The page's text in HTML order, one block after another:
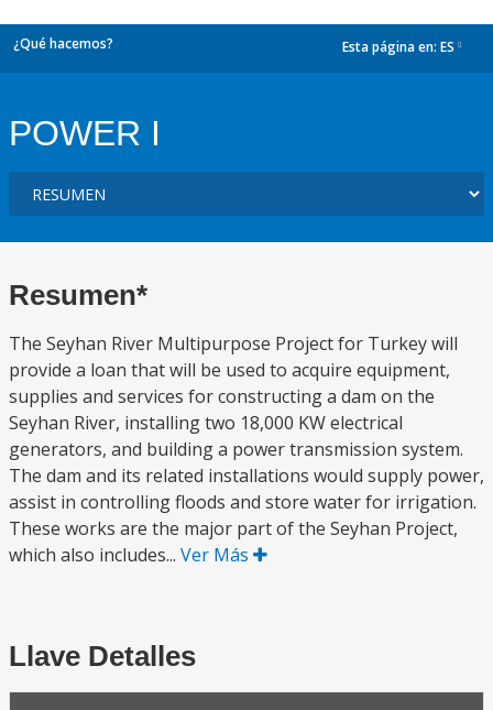
¿Qué hacemos? Esta página en: ES
POWER I
Resumen*
The Seyhan River Multipurpose Project for Turkey will
provide a loan that will be used to acquire equipment,
supplies and services for constructing a dam on the
Seyhan River, installing two 18,000 KW electrical
generators, and building a power transmission system.
The dam and its related installations would supply power,
assist in controlling floods and store water for irrigation.
These works are the major part of the Seyhan Project,
which also includes... Ver Más
Llave Detalles